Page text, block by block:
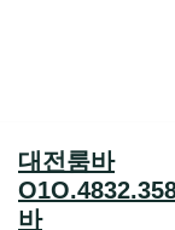
대전룸바
바